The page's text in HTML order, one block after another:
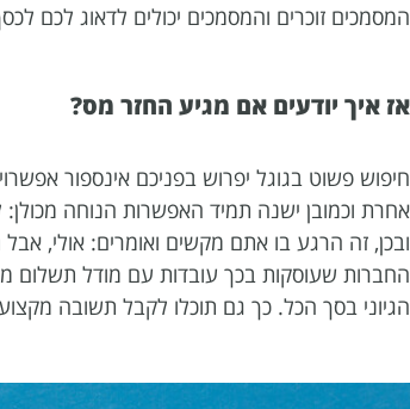
המסמכים זוכרים והמסמכים יכולים לדאוג לכם
אז איך יודעים אם מגיע החזר מס?
חיפוש פשוט בגוגל יפרוש בפניכם אינספור
אחרת וכמובן ישנה תמיד האפשרות הנוחה
ובכן, זה הרגע בו אתם מקשים ואומרים: אולי,
החברות שעוסקות בכך עובדות עם מודל
הגיוני בסך הכל. כך גם תוכלו לקבל תשובה